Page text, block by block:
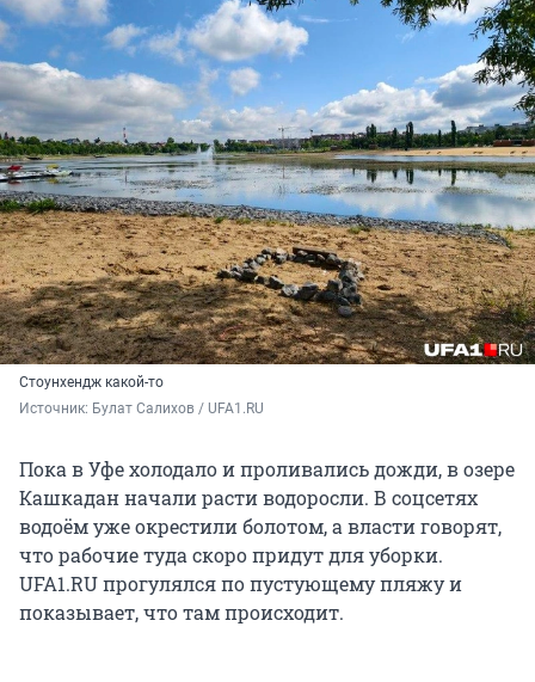
Стоунхендж какой-то
Источник: Булат Салихов / UFA1.RU
Пока в Уфе холодало и проливались дожди, в озере
Кашкадан начали расти водоросли. В соцсетях
водоём уже окрестили болотом, а власти говорят,
что рабочие туда скоро придут для уборки.
UFA1.RU прогулялся по пустующему пляжу и
показывает, что там происходит.